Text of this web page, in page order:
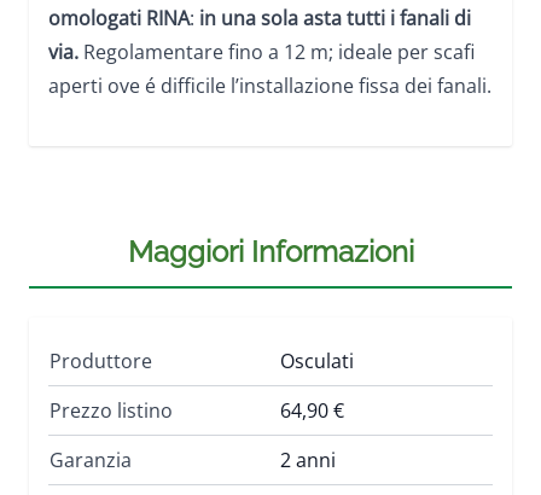
omologati RINA: in una sola asta tutti i fanali di
via. Regolamentare fino a 12 m; ideale per scafi
aperti ove é difficile l’installazione fissa dei fanali.
Maggiori Informazioni
Produttore
Osculati
Prezzo listino
64,90 €
Garanzia
2 anni